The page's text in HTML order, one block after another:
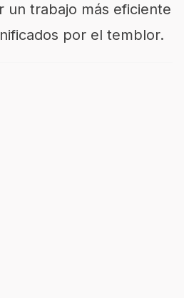
un trabajo más eficiente
por el temblor.